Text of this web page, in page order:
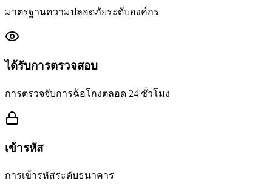
มาตรฐานความปลอดภัยระดับองค์กร
ได้รับการตรวจสอบ
การตรวจจับการฉ้อโกงตลอด 24 ชั่วโมง
เข้ารหัส
การเข้ารหัสระดับธนาคาร